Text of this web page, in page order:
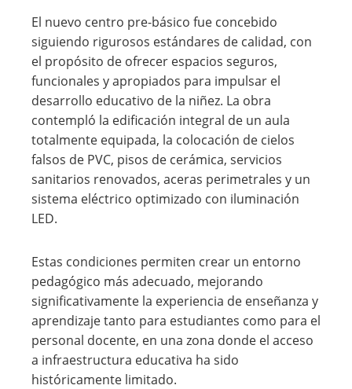
El nuevo centro pre-básico fue concebido
siguiendo rigurosos estándares de calidad, con
el propósito de ofrecer espacios seguros,
funcionales y apropiados para impulsar el
desarrollo educativo de la niñez. La obra
contempló la edificación integral de un aula
totalmente equipada, la colocación de cielos
falsos de PVC, pisos de cerámica, servicios
sanitarios renovados, aceras perimetrales y un
sistema eléctrico optimizado con iluminación
LED.
Estas condiciones permiten crear un entorno
pedagógico más adecuado, mejorando
significativamente la experiencia de enseñanza y
aprendizaje tanto para estudiantes como para el
personal docente, en una zona donde el acceso
a infraestructura educativa ha sido
históricamente limitado.